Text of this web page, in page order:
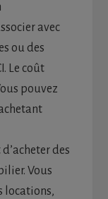
avec
ou des
Le coût
pouvez
des
Vous
locations,